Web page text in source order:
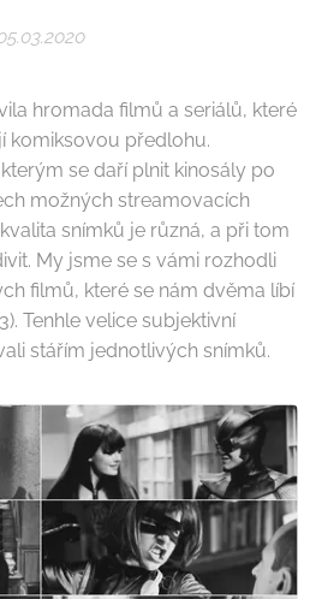
hromada filmů a seriálů, které
komiksovou předlohu.
se daří plnit kinosály po
možných streamovacích
snímků je různá, a při tom
My jsme se s vámi rozhodli
filmů, které se nám dvěma líbí
Tenhle velice subjektivní
stářím jednotlivých snímků.